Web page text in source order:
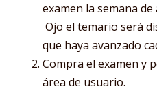
examen la semana de
Ojo el temario será
que haya avanzado
Compra el examen y
área de usuario.